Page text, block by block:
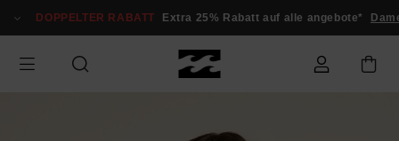
zur
springen
DOPPELTER RABATT Extra 25% Rabatt auf alle angebote*